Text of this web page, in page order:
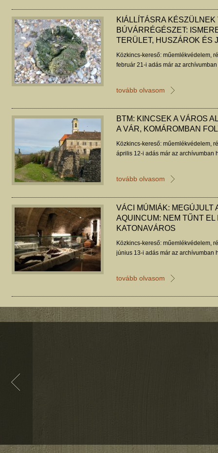
KIÁLLÍTÁSRA KÉSZÜLNEK
BÚVÁRRÉGÉSZET:
TERÜLET, HUSZÁROK ÉS
Közkincs-kereső: műemlékvédelem,
február 21-i adás már az
tovább olvasom
BTM: KINCSEK A VÁROS
A VÁR, KOMÁROMBAN
Közkincs-kereső: műemlékvédelem,
április 12-i adás már az archívumban
tovább olvasom
VÁCI MÚMIÁK: MEGÚJULT
AQUINCUM: NEM TŰNT EL
KATONAVÁROS
Közkincs-kereső: műemlékvédelem,
június 13-i adás már az archívumban
tovább olvasom